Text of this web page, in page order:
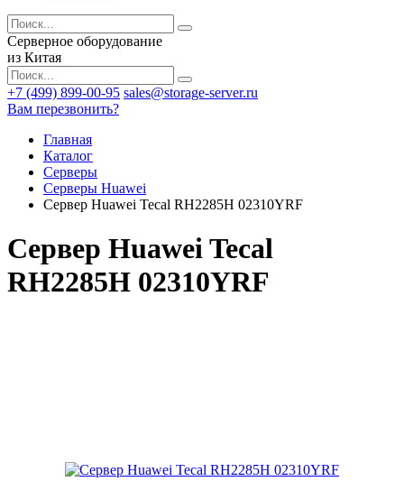
Серверное оборудование
из Китая
+7 (499) 899-00-95 sales@storage-server.ru
Вам перезвонить?
Главная
Каталог
Серверы
Серверы Huawei
Сервер Huawei Tecal RH2285H 02310YRF
Сервер Huawei Tecal
RH2285H 02310YRF